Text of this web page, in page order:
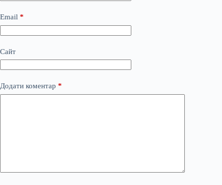
Email *
Сайт
Додати коментар *